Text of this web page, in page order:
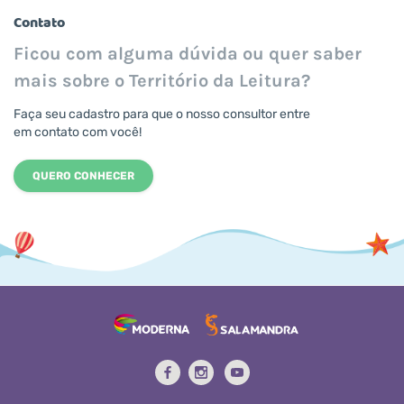
Contato
Ficou com alguma dúvida ou quer saber
mais sobre o Território da Leitura?
Faça seu cadastro para que o nosso consultor entre
em contato com você!
QUERO CONHECER